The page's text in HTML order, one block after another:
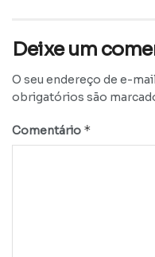
Deixe um
O seu endereço de e-
obrigatórios são
Comentário *